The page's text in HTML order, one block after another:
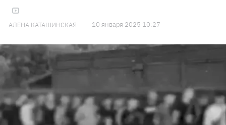
АЛЕНА КАТАШИНСКАЯ 10 января 2025 10:27